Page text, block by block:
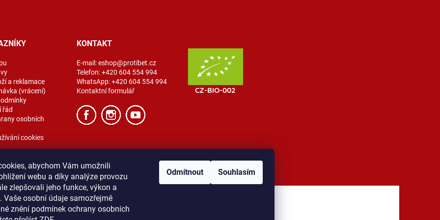
abychom Vám umožnili
webu a díky analýze provozu
zlepšovali jeho funkce, výkon a
Vaše osobní údaje samozřejmě
znění podmínek ochrany osobních
Odmítnout Souhlasím
a reklamace
(vrácení)
řád
osobních
cookies
KONTAKT
E-mail:eshop@protibet.cz
Telefon:+420 604 554 994
WhatsApp:+420 604 554 994
Kontaktní formulář
Vše o nákupu Obchodní podmínky